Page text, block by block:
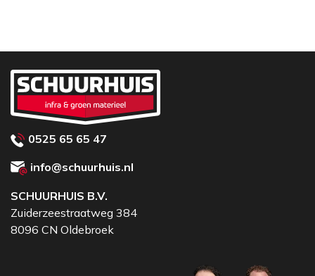
0525 65 65 47
info@schuurhuis.nl
SCHUURHUIS B.V.
Zuiderzeestraatweg 384
8096 CN Oldebroek